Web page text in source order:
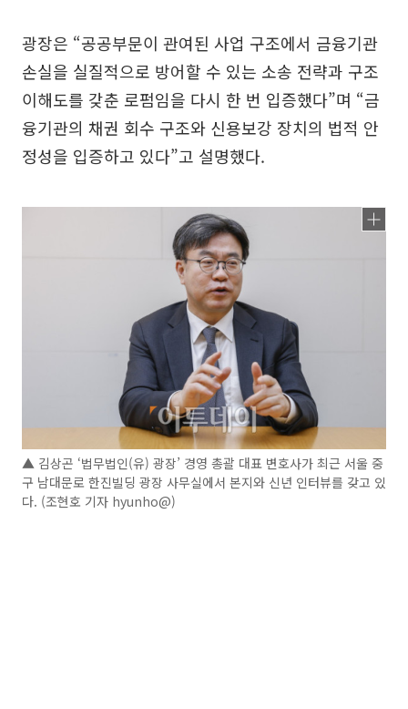
광장은 “공공부문이 관여된 사업 구조에서 금융기관
손실을 실질적으로 방어할 수 있는 소송 전략과 구조
이해도를 갖춘 로펌임을 다시 한 번 입증했다”며 “금
융기관의 채권 회수 구조와 신용보강 장치의 법적 안
정성을 입증하고 있다”고 설명했다.
▲ 김상곤 ‘법무법인(유) 광장’ 경영 총괄 대표 변호사가 최근 서울 중
구 남대문로 한진빌딩 광장 사무실에서 본지와 신년 인터뷰를 갖고 있
다. (조현호 기자 hyunho@)